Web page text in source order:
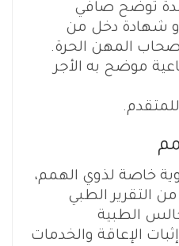
توضح صافي
شهادة دخل من
المهن الحرة.
موضح به الأجر
خاصة لذوي الهمم،
التقرير الطبي
الطبية
الإعاقة والخدمات